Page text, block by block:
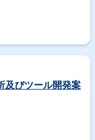
及びツール開発案